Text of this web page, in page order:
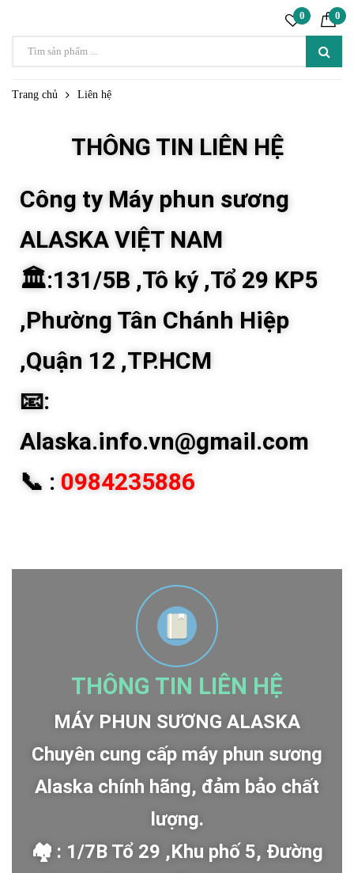
0 0
Trang chủ Liên hệ
THÔNG TIN LIÊN HỆ
Công ty Máy phun sương
ALASKA VIỆT NAM
🏛:131/5B ,Tô ký ,Tổ 29 KP5
,Phường Tân Chánh Hiệp
,Quận 12 ,TP.HCM
📧:
Alaska.info.vn@gmail.com
📞 : 0984235886
THÔNG TIN LIÊN HỆ
MÁY PHUN SƯƠNG ALASKA
Chuyên cung cấp máy phun sương
Alaska chính hãng, đảm bảo chất
lượng.
🏘 : 1/7B Tổ 29 ,Khu phố 5, Đường